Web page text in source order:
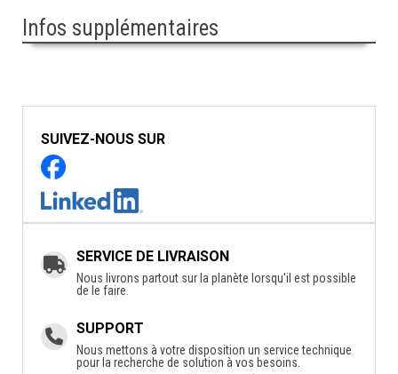
Infos supplémentaires
SUIVEZ-NOUS SUR
SERVICE DE LIVRAISON
Nous livrons partout sur la planète lorsqu'il est possible
de le faire.
SUPPORT
Nous mettons à votre disposition un service technique
pour la recherche de solution à vos besoins.